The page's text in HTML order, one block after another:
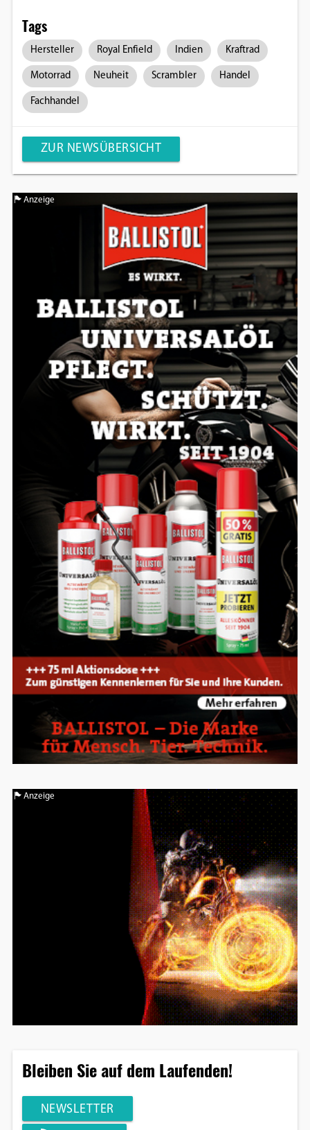
Tags
Hersteller Royal Enfield Indien Kraftrad
Motorrad Neuheit Scrambler Handel
Fachhandel
ZUR NEWSÜBERSICHT
Anzeige
Anzeige
Bleiben Sie auf dem Laufenden!
NEWSLETTER